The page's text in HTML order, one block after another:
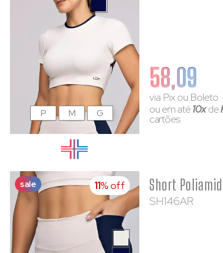
58,09
via Pix ou Boleto
ou em até10xde
cartões
P M G
sale 11% off
SH146AR